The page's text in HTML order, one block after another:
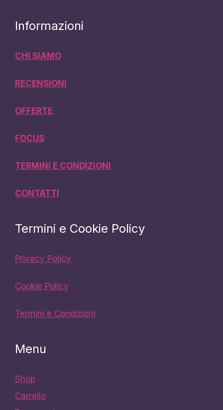
Informazioni
CHI SIAMO
RECENSIONI
OFFERTE
FOCUS
TERMINI E CONDIZIONI
CONTATTI
Termini e Cookie Policy
Privacy Policy
Cookie Policy
Termini e Condizioni
Menu
Shop
Carrello